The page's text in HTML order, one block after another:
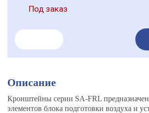
Под заказ
Описание
Кронштейны серии SA-FRL
элементов блока подготовки воздуха и